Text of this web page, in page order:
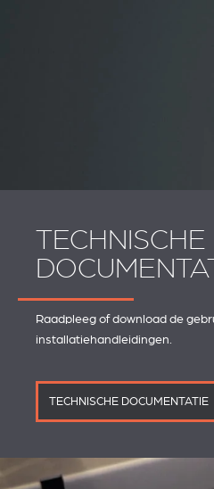
TECHNISCHE
Raadpleeg of download de
installatiehandleidingen.
TECHNISCHE DOCUMENTATIE